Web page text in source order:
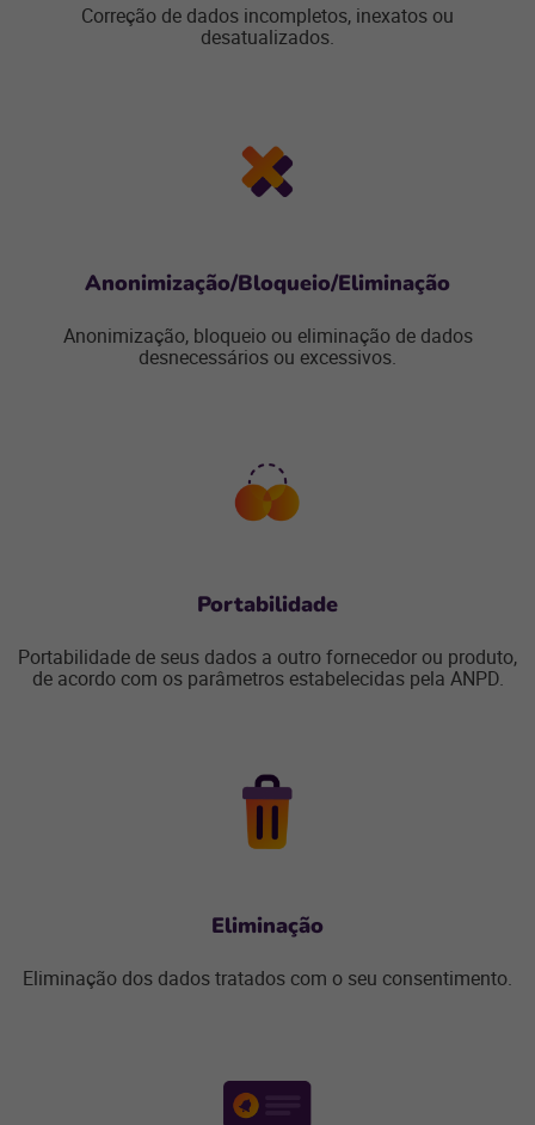
Correção de dados incompletos, inexatos ou
desatualizados.
Anonimização/Bloqueio/Eliminação
Anonimização, bloqueio ou eliminação de dados
desnecessários ou excessivos.
Portabilidade
Portabilidade de seus dados a outro fornecedor ou produto,
de acordo com os parâmetros estabelecidas pela ANPD.
Eliminação
Eliminação dos dados tratados com o seu consentimento.